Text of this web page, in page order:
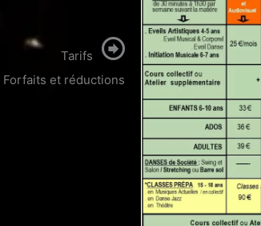
Tarifs
Forfaits et réductions